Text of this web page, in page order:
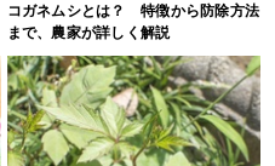
コガネムシとは？ 特徴から防除方法
まで、農家が詳しく解説